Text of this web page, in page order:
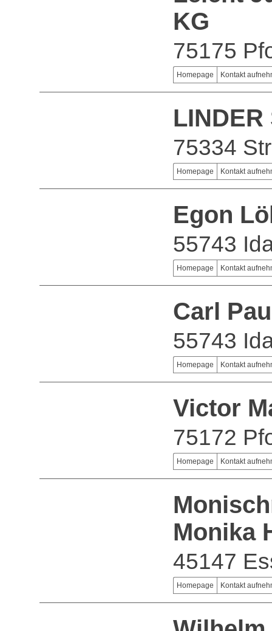
KG
75175
Homepage Kontakt
75334
Homepage Kontakt
Egon
55743
Homepage Kontakt
Carl
55743
Homepage Kontakt
Victor
75172
Homepage Kontakt
Monika
45147
Homepage Kontakt